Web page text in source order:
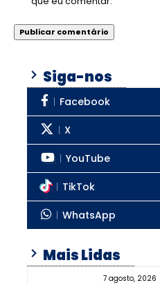
Siga-nos
Facebook
X
YouTube
TikTok
WhatsApp
Mais Lidas
7 agosto, 2026